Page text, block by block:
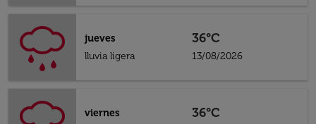
jueves
lluvia ligera
36°C
13/08/2026
viernes
36°C